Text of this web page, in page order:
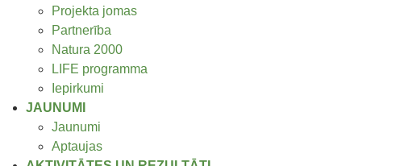
Projekta jomas
Partnerība
Natura 2000
LIFE programma
Iepirkumi
JAUNUMI
Jaunumi
Aptaujas